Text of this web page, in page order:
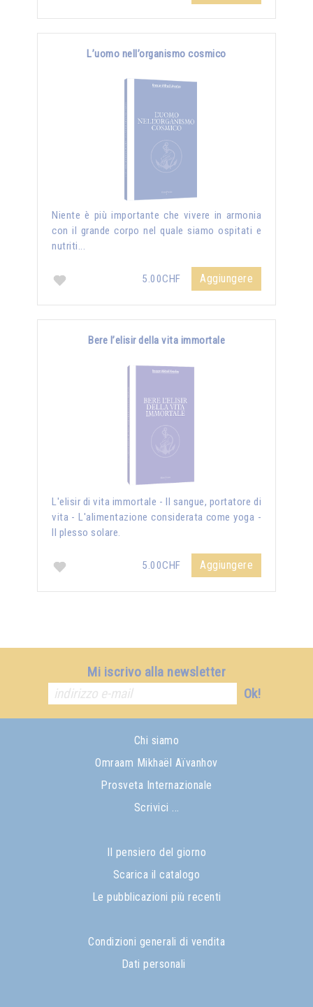
L’uomo nell’organismo cosmico
Niente è più importante che vivere in armonia
con il grande corpo nel quale siamo ospitati e
nutriti...
5.00CHF Aggiungere
Bere l’elisir della vita immortale
L'elisir di vita immortale - Il sangue, portatore di
vita - L'alimentazione considerata come yoga -
Il plesso solare.
5.00CHF Aggiungere
Mi iscrivo alla newsletter
Ok!
Chi siamo
Omraam Mikhaël Aïvanhov
Prosveta Internazionale
Scrivici ...
Il pensiero del giorno
Scarica il catalogo
Le pubblicazioni più recenti
Condizioni generali di vendita
Dati personali